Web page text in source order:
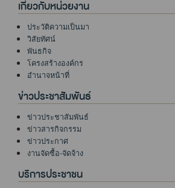
เกี่ยวกับหน่วยงาน
ประวัติความเป็นมา
วิสัยทัศน์
พันธกิจ
โครงสร้างองค์กร
อำนาจหน้าที่
ข่าวประชาสัมพันธ์
ข่าวประชาสัมพันธ์
ข่าวสารกิจกรรม
ข่าวประกาศ
งานจัดซื้อ-จัดจ้าง
บริการประชาชน